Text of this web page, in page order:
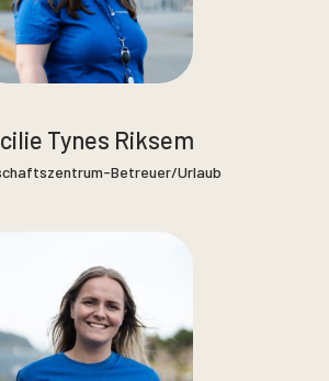
Tynes Riksem
Betreuer/Urlaub